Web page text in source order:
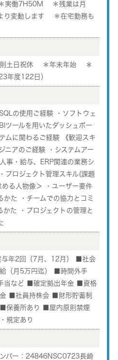
働7H50M ＊残業は月
変動します ＊在宅勤務も
則土日祝休 ＊年末年始 ＊
年度122日）
の使用ご経験 ・ソフトウェ
ツールを用いたダッシュボー
ムに関わるご経験 《歓迎スキ
ニアのご経験 ・システムアー
事・給与、ERP関連の業務シ
プロジェクト管理スキル(課題
る人物像＞ ・ユーザー要件
かた ・チームでの協力とコミ
かた ・プロジェクトの管理と
年2回（7月、12月） ■社会
（月5万円迄） ■時間外手
当など ■確定拠出年金 ■資格
■社員持株会 ■財形貯蓄制
保養所あり ■屋内原則禁煙
規定あり
ンバー：24846NSC0723長崎